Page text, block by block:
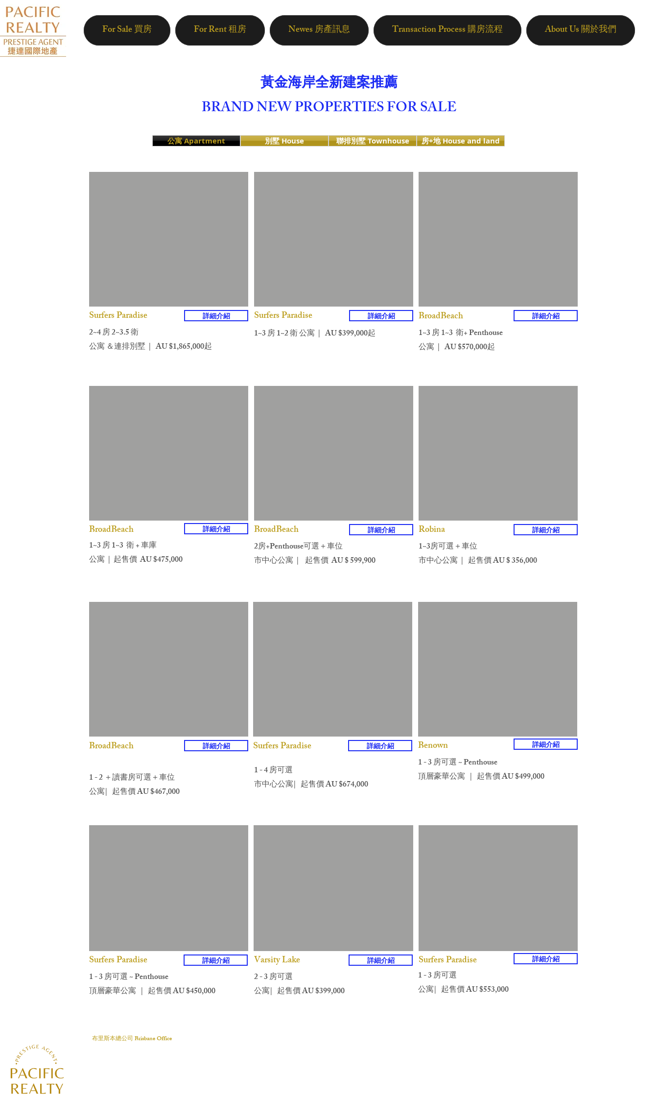
For Sale 買房 For Rent 租房 Newes 房產訊息 Transaction Process 購房流程 About Us 關於我們
黃金海岸全新建案推薦
BRAND NEW PROPERTIES FOR SALE
公寓 Apartment 別墅 House 聯排別墅 Townhouse 房+地 House and land
Surfers Paradise 詳細介紹
2~4 房 2~3.5 衛
公寓 ＆連排別墅 | AU $1,865,000起
Surfers Paradise 詳細介紹
1~3 房 1~2 衛 公寓 | AU $399,000起
BroadBeach 詳細介紹
1~3 房 1~3 衛+ Penthouse
公寓 | AU $570,000起
BroadBeach 詳細介紹
1~3 房 1~3 衛 + 車庫
公寓 | 起售價 AU $475,000
BroadBeach 詳細介紹
2房+Penthouse可選＋車位
市中心公寓 | 起售價 AU $ 599,900
Robina 詳細介紹
1~3房可選＋車位
市中心公寓 | 起售價 AU $ 356,000
BroadBeach 詳細介紹
1 - 2 ＋讀書房可選＋車位
​公寓| 起售價 AU $467,000
詳細介紹
Surfers Paradise
1 - 4 房可選
​市中心公寓| 起售價 AU $674,000
Benown 詳細介紹
1 - 3 房可選 ~ Penthouse
頂層豪華公寓 | 起售價 AU $499,000
Surfers Paradise 詳細介紹
1 - 3 房可選 ~ Penthouse
頂層豪華公寓 | 起售價 AU $450,000
Varsity Lake 詳細介紹
2 - 3 房可選
公寓| 起售價 AU $399,000
Surfers Paradise
1 - 3 房可選
​公寓| 起售價 AU $553,000
詳細介紹
布里斯本總公司 Brisbane Office